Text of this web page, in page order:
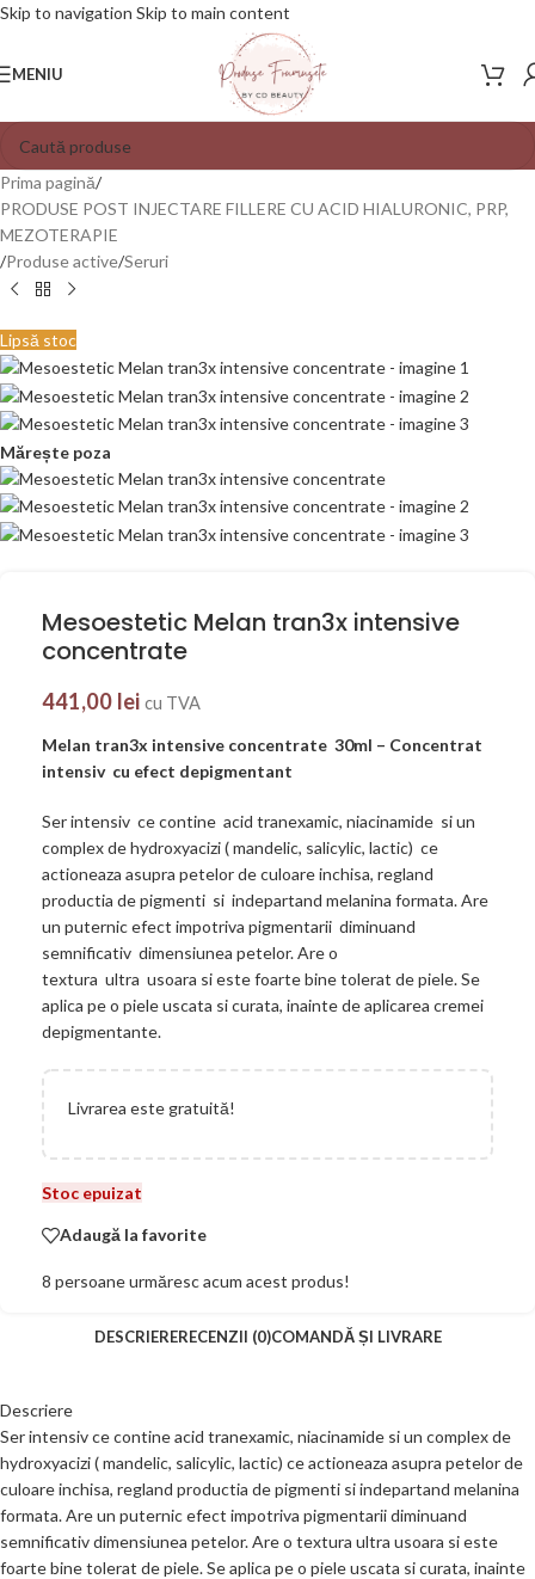
Skip to navigation Skip to main content
MENIU
Prima pagină/
PRODUSE POST INJECTARE FILLERE CU ACID HIALURONIC, PRP,
MEZOTERAPIE
/Produse active/Seruri
Lipsă stoc
Mărește poza
Mesoestetic Melan tran3x intensive
concentrate
441,00 lei cu TVA
Melan tran3x intensive concentrate 30ml – Concentrat
intensiv cu efect depigmentant
Ser intensiv ce contine acid tranexamic, niacinamide si un
complex de hydroxyacizi ( mandelic, salicylic, lactic) ce
actioneaza asupra petelor de culoare inchisa, regland
productia de pigmenti si indepartand melanina formata. Are
un puternic efect impotriva pigmentarii diminuand
semnificativ dimensiunea petelor. Are o
textura ultra usoara si este foarte bine tolerat de piele. Se
aplica pe o piele uscata si curata, inainte de aplicarea cremei
depigmentante.
Livrarea este gratuită!
Stoc epuizat
Adaugă la favorite
8 persoane urmăresc acum acest produs!
DESCRIERERECENZII (0)COMANDĂ ȘI LIVRARE
Descriere
Ser intensiv ce contine acid tranexamic, niacinamide si un complex de
hydroxyacizi ( mandelic, salicylic, lactic) ce actioneaza asupra petelor de
culoare inchisa, regland productia de pigmenti si indepartand melanina
formata. Are un puternic efect impotriva pigmentarii diminuand
semnificativ dimensiunea petelor. Are o textura ultra usoara si este
foarte bine tolerat de piele. Se aplica pe o piele uscata si curata, inainte